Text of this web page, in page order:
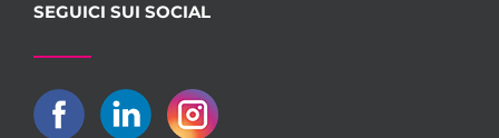
SEGUICI SUI SOCIAL